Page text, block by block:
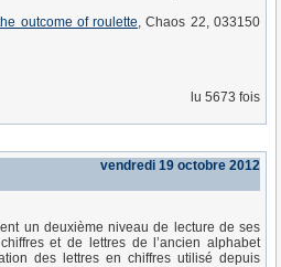
outcome of roulette, Chaos 22, 033150
lu 5673 fois
vendredi 19 octobre 2012
un deuxième niveau de lecture de ses
et de lettres de l’ancien alphabet
des lettres en chiffres utilisé depuis